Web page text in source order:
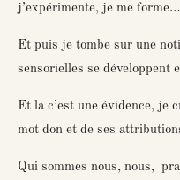
j’expérimente, je me
Et puis je tombe sur une
sensorielles se développent
Et la c’est une évidence, je
mot don et de ses
Qui sommes nous, nous,